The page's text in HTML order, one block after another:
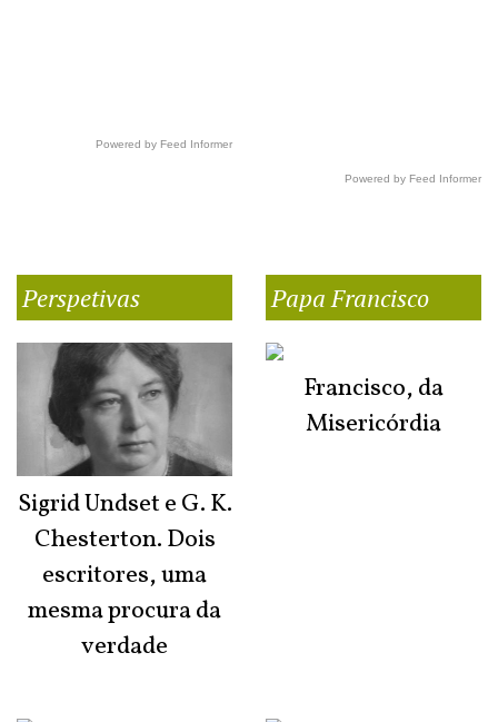
Powered by Feed Informer
Powered by Feed Informer
Perspetivas
Sigrid Undset e G. K.
Chesterton. Dois
escritores, uma
mesma procura da
verdade
Papa Francisco
Francisco, da
Misericórdia